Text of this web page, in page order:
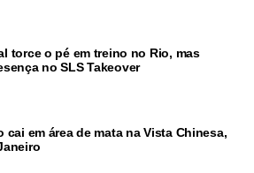
torce o pé em treino no Rio, mas
no SLS Takeover
cai em área de mata na Vista Chinesa,